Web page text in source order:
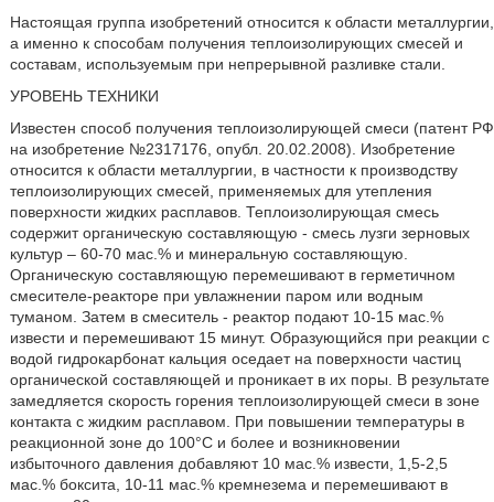
Настоящая группа изобретений относится к области металлургии,
а именно к способам получения теплоизолирующих смесей и
составам, используемым при непрерывной разливке стали.
УРОВЕНЬ ТЕХНИКИ
Известен способ получения теплоизолирующей смеси (патент РФ
на изобретение №2317176, опубл. 20.02.2008). Изобретение
относится к области металлургии, в частности к производству
теплоизолирующих смесей, применяемых для утепления
поверхности жидких расплавов. Теплоизолирующая смесь
содержит органическую составляющую - смесь лузги зерновых
культур – 60-70 мас.% и минеральную составляющую.
Органическую составляющую перемешивают в герметичном
смесителе-реакторе при увлажнении паром или водным
туманом. Затем в смеситель - реактор подают 10-15 мас.%
извести и перемешивают 15 минут. Образующийся при реакции с
водой гидрокарбонат кальция оседает на поверхности частиц
органической составляющей и проникает в их поры. В результате
замедляется скорость горения теплоизолирующей смеси в зоне
контакта с жидким расплавом. При повышении температуры в
реакционной зоне до 100°С и более и возникновении
избыточного давления добавляют 10 мас.% извести, 1,5-2,5
мас.% боксита, 10-11 мас.% кремнезема и перемешивают в